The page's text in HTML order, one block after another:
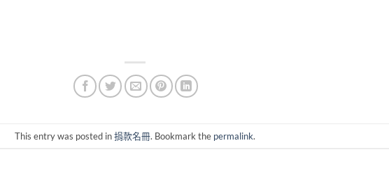
This entry was posted in捐款名冊. Bookmark the permalink.